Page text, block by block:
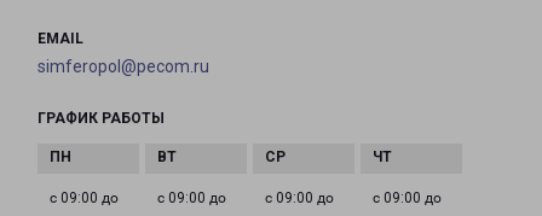
EMAIL
simferopol@pecom.ru
ГРАФИК РАБОТЫ
с 09:00 до
с 09:00 до
с 09:00 до
с 09:00 до